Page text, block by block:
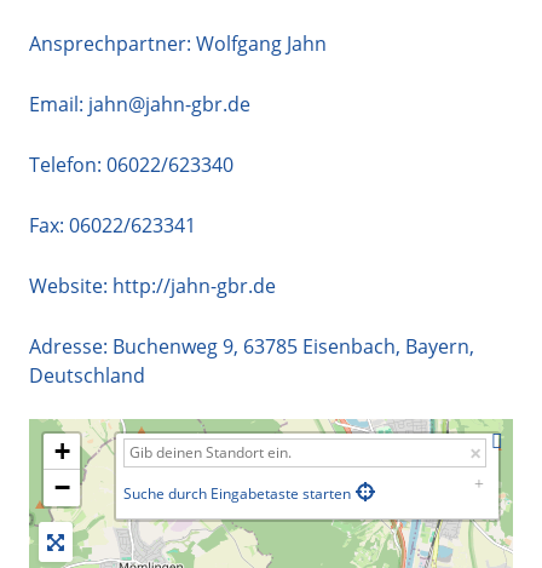
Ansprechpartner: Wolfgang Jahn
Email: jahn@jahn-gbr.de
Telefon: 06022/623340
Fax: 06022/623341
Website: http://jahn-gbr.de
Adresse: Buchenweg 9, 63785 Eisenbach, Bayern,
Deutschland
+
−
Suche durch Eingabetaste starten